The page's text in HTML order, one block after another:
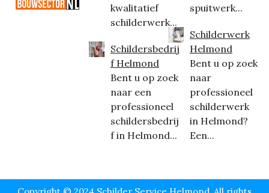
kwalitatief
schilderwerk...
Schildersbedrij
f Helmond
Bent u op zoek
naar een
professioneel
schildersbedrij
f in Helmond...
spuitwerk...
Schilderwerk
Helmond
Bent u op zoek
naar
professioneel
schilderwerk
in Helmond?
Een...